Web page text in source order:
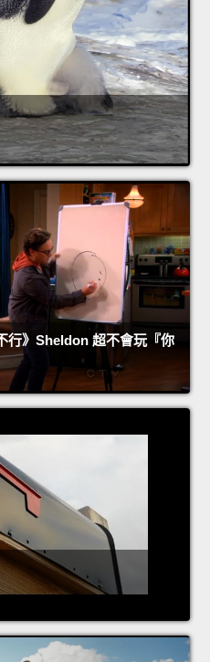
行》Sheldon 超不會玩『你